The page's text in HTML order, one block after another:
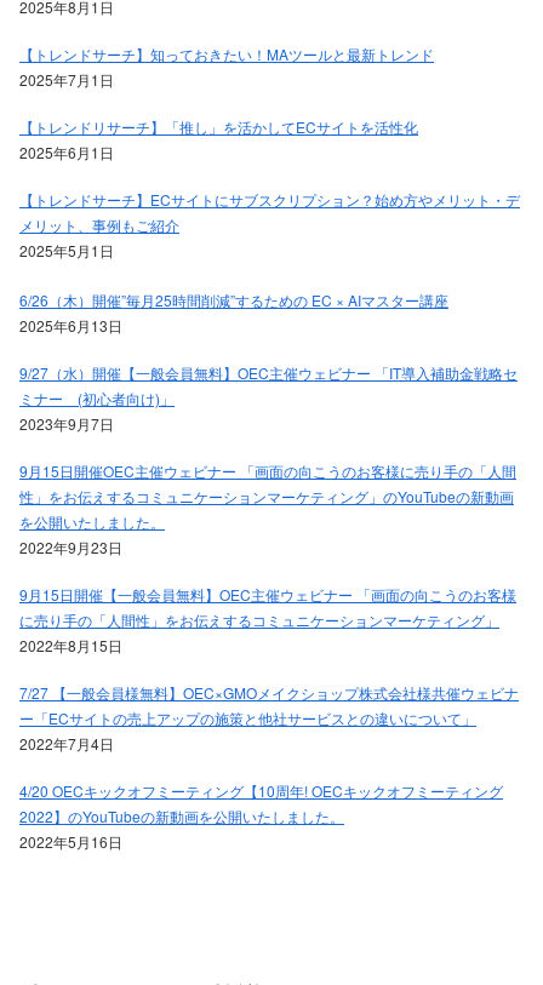
2025年8月1日
【トレンドサーチ】知っておきたい！MAツールと最新トレンド
2025年7月1日
【トレンドリサーチ】「推し」を活かしてECサイトを活性化
2025年6月1日
【トレンドサーチ】ECサイトにサブスクリプション？始め方やメリット・デ
メリット、事例もご紹介
2025年5月1日
6/26（木）開催”毎月25時間削減”するための EC × AIマスター講座
2025年6月13日
9/27（水）開催【一般会員無料】OEC主催ウェビナー 「IT導入補助金戦略セ
ミナー (初心者向け)」
2023年9月7日
9月15日開催OEC主催ウェビナー 「画面の向こうのお客様に売り手の「人間
性」をお伝えするコミュニケーションマーケティング」のYouTubeの新動画
を公開いたしました。
2022年9月23日
9月15日開催【一般会員無料】OEC主催ウェビナー 「画面の向こうのお客様
に売り手の「人間性」をお伝えするコミュニケーションマーケティング」
2022年8月15日
7/27 【一般会員様無料】OEC×GMOメイクショップ株式会社様共催ウェビナ
ー「ECサイトの売上アップの施策と他社サービスとの違いについて」
2022年7月4日
4/20 OECキックオフミーティング【10周年! OECキックオフミーティング
2022】のYouTubeの新動画を公開いたしました。
2022年5月16日